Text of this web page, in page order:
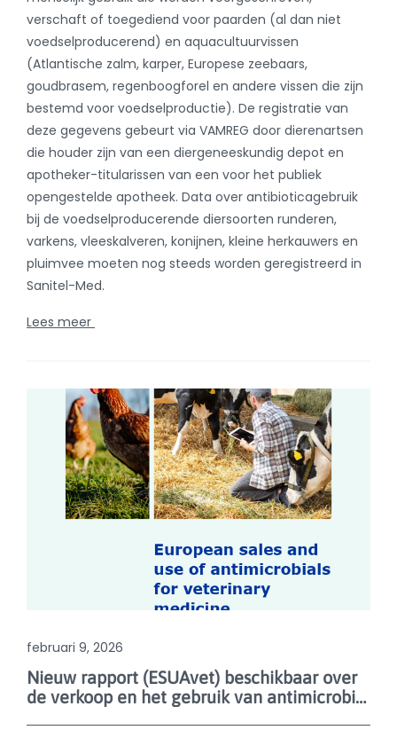
opengestelde apotheek. Data over antibioticagebruik
bij de voedselproducerende diersoorten runderen,
varkens, vleeskalveren, konijnen, kleine herkauwers en
pluimvee moeten nog steeds worden geregistreerd in
Sanitel-Med.
Lees meer
februari 9, 2026
Nieuw rapport (ESUAvet) beschikbaar over
Het Europees Geneesmiddelenbureau (EMA)
publiceerde in december 2025 voor de tweede maal
hun jaarlijks European Sales and Use of Antimicrobials
bundelt de nieuwste gegevens over de antimicrobiële
consumptie bij dieren in 2024 voor de verschillende
lidstaten van de Europese Unie, inclusief IJsland en
Noorwegen. Het rapport beschrijft een toename van